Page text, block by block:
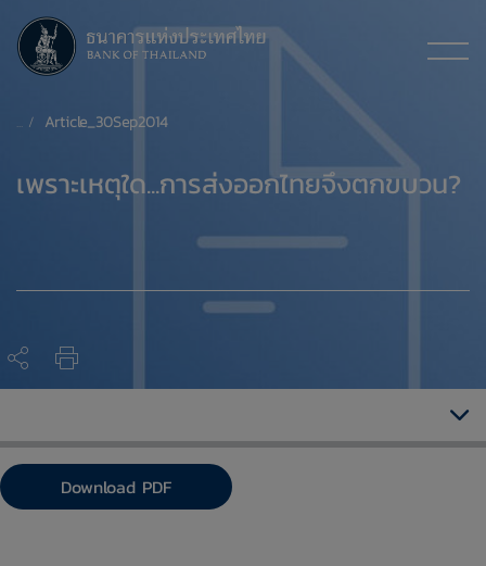
Article_30Sep2014
​เพราะเหตุใด...การส่งออกไทยจึงตกขบวน?
Download PDF